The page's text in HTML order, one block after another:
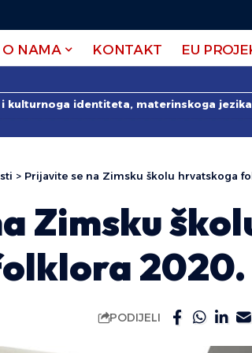
O NAMA KONTAKT EU
kulturnoga identiteta, materinskoga
> Prijavite se na Zimsku školu hrvatskoga
Zimsku
2020.
PODIJELI